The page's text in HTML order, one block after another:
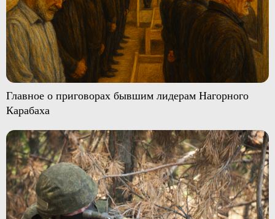
Главное о приговорах бывшим лидерам Нагорного
Карабаха